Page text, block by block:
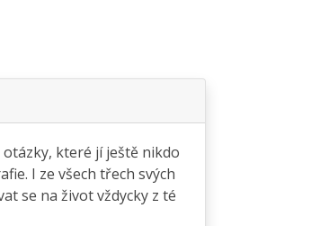
které jí ještě nikdo
I ze všech třech svých
se na život vždycky z té